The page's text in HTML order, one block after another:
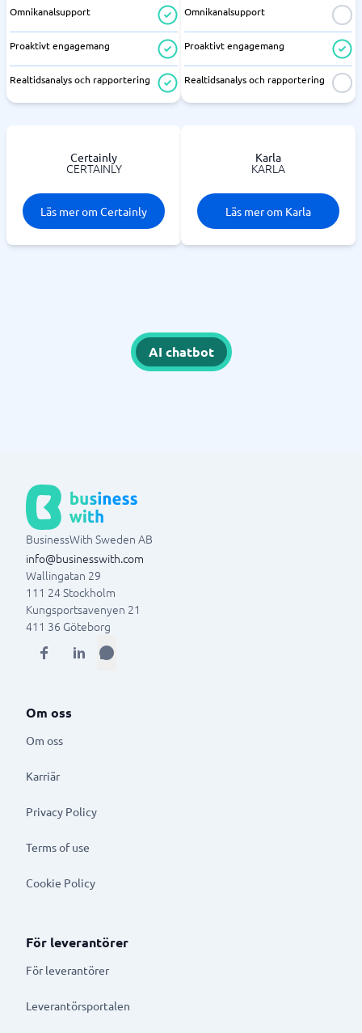
Omnikanalsupport
Proaktivt engagemang
Realtidsanalys och rapportering
Omnikanalsupport
Proaktivt engagemang
Realtidsanalys och rapportering
Certainly
CERTAINLY
Läs mer om Certainly
Karla
KARLA
Läs mer om Karla
AI chatbot
BusinessWith Sweden AB
info@businesswith.com
Wallingatan 29
111 24Stockholm
Kungsportsavenyen 21
411 36 Göteborg
Om oss
Om oss
Karriär
Privacy Policy
Terms of use
Cookie Policy
För leverantörer
För leverantörer
Leverantörsportalen